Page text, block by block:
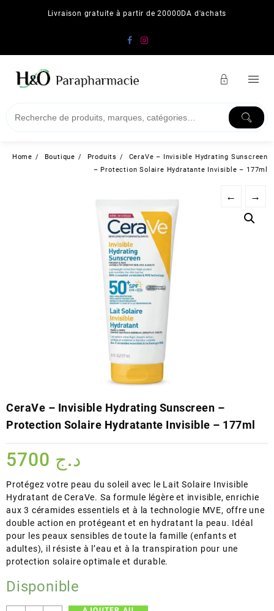
Livraison gratuite à partir de 20000DA d'achats
Home Boutique Produits
CeraVe – Invisible Hydrating Sunscreen
– Protection Solaire Hydratante Invisible – 177ml
← →
CeraVe – Invisible Hydrating Sunscreen –
Protection Solaire Hydratante Invisible – 177ml
د.ج
Protégez votre peau du soleil avec le Lait Solaire Invisible
Hydratant de CeraVe. Sa formule légère et invisible, enrichie
aux 3 céramides essentiels et à la technologie MVE, offre une
double action en protégeant et en hydratant la peau. Idéal
pour les peaux sensibles de toute la famille (enfants et
adultes), il résiste à l’eau et à la transpiration pour une
protection solaire optimale et durable.
Disponible